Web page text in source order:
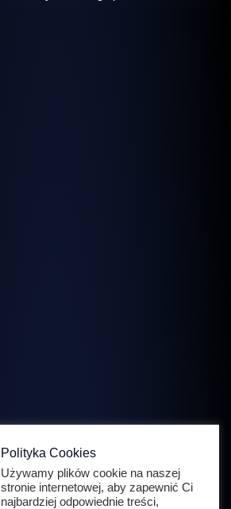
Polityka Cookies
Używamy plików cookie na naszej
stronie internetowej, aby zapewnić Ci
najbardziej odpowiednie treści,